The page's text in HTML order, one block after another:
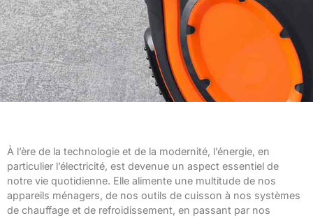
À l’ère de la technologie et de la modernité, l’énergie, en
particulier l’électricité, est devenue un aspect essentiel de
notre vie quotidienne. Elle alimente une multitude de nos
appareils ménagers, de nos outils de cuisson à nos systèmes
de chauffage et de refroidissement, en passant par nos